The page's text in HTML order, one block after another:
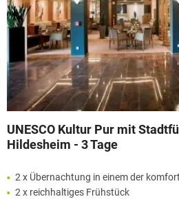
UNESCO Kultur Pur mit
Hildesheim - 3 Tage
2 x Übernachtung in einem der
2 x reichhaltiges Frühstück